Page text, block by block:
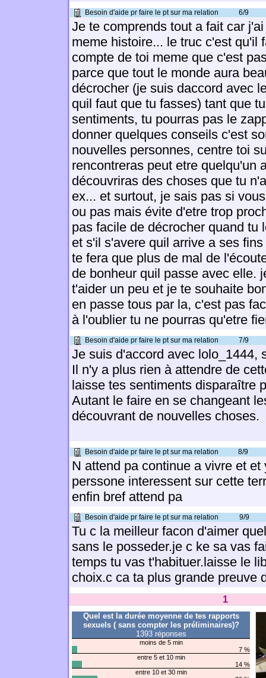
Besoin d'aide pr faire le pt sur ma relation 6/9
Je te comprends tout a fait car
meme histoire... le truc c'est qu'il
compte de toi meme que c'est
parce que tout le monde aura
décrocher (je suis daccord avec
quil faut que tu fasses) tant que
sentiments, tu pourras pas le
donner quelques conseils c'est
nouvelles personnes, centre toi
rencontreras peut etre quelqu'un
découvriras des choses que tu
ex... et surtout, je sais pas si
ou pas mais évite d'etre trop
pas facile de décrocher quand tu
et s'il s'avere quil arrive a ses
te fera que plus de mal de
de bonheur quil passe avec elle.
t'aider un peu et je te souhaite
en passe tous par la, c'est pas
à l'oublier tu ne pourras qu'etre
Besoin d'aide pr faire le pt sur ma relation 7/9
Je suis d'accord avec lolo_1444,
Il n'y a plus rien à attendre de
laisse tes sentiments disparaître
Autant le faire en se changeant
découvrant de nouvelles choses.
Besoin d'aide pr faire le pt sur ma relation 8/9
N attend pa continue a vivre et et
perssone interessent sur cette
enfin bref attend pa
Besoin d'aide pr faire le pt sur ma relation 9/9
Tu c la meilleur facon d'aimer
sans le posseder.je c ke sa vas
temps tu vas t'habituer.laisse le
choix.c ca ta plus grande preuve
1
Quel est la durée moyenne de tes rapports
sexuels ( sans compter les préliminaires)?
1393 réponses
moins de 5 min
7 %
entre 5 et 10 min
14 %
entre 10 et 30 min